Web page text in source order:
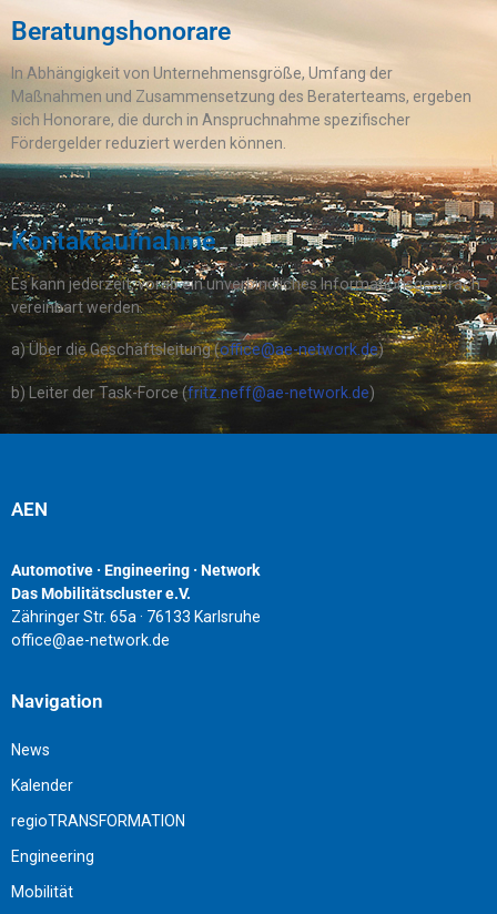
Beratungshonorare
In Abhängigkeit von Unternehmensgröße, Umfang der
Maßnahmen und Zusammensetzung des Beraterteams, ergeben
sich Honorare, die durch in Anspruchnahme spezifischer
Fördergelder reduziert werden können.
Kontaktaufnahme
Es kann jederzeit, vorab ein unverbindliches Informationsgespräch
vereinbart werden.
a) Über die Geschäftsleitung (office@ae-network.de)
b) Leiter der Task-Force (fritz.neff@ae-network.de)
AEN
Automotive · Engineering · Network
Das Mobilitätscluster e.V.
Zähringer Str. 65a · 76133 Karlsruhe
office@ae-network.de
Navigation
News
Kalender
regioTRANSFORMATION
Engineering
Mobilität